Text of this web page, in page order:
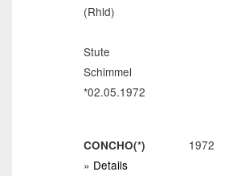
(Rhld)
Stute
Schimmel
*02.05.1972
CONCHO(*)
» Details
1972